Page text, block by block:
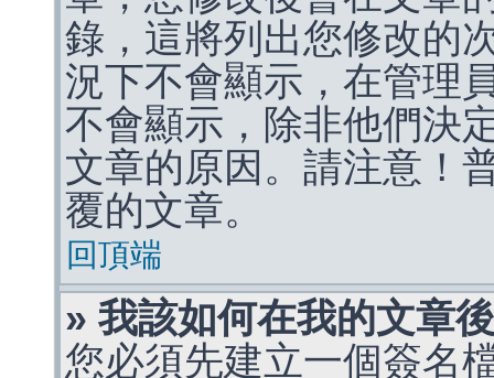
錄，這將列出您修改的
況下不會顯示，在管理
不會顯示，除非他們決
文章的原因。請注意！
覆的文章。
回頂端
» 我該如何在我的文章
您必須先建立一個簽名